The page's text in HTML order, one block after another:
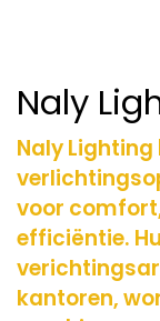
Naly
Naly
voor
efficiëntie.
kantoren,